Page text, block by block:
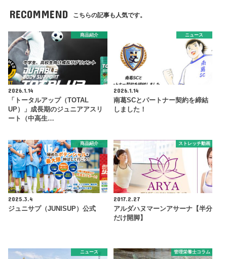
RECOMMEND こちらの記事も人気です。
商品紹介
2026.1.14
「トータルアップ（TOTAL
UP）」成長期のジュニアアスリ
ート（中高生…
ニュース
2026.1.14
南葛SCとパートナー契約を締結
しました！
商品紹介
2025.3.4
ジュニサプ（JUNISUP）公式
ストレッチ動画
2017.2.27
アルダハヌマーンアサーナ【半分
だけ開脚】
ニュース 管理栄養士コラム